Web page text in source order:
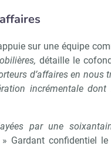
sur une équipe
détaille le
d’affaires en nous
incrémentale
par une
» Gardant confidentiel
reçois déjà !